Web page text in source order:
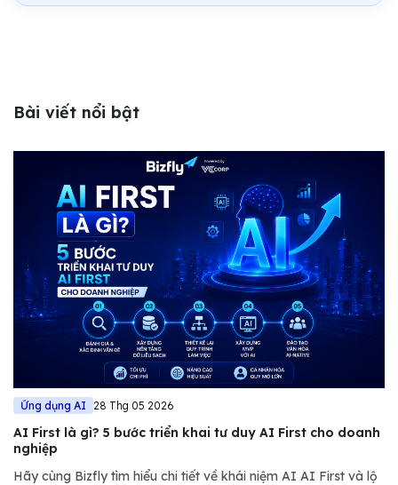
Bài viết nổi bật
Ứng dụng AI 28 Thg 05 2026
AI First là gì? 5 bước triển khai tư duy AI First cho doanh
nghiệp
Hãy cùng Bizfly tìm hiểu chi tiết về khái niệm AI AI First và lộ